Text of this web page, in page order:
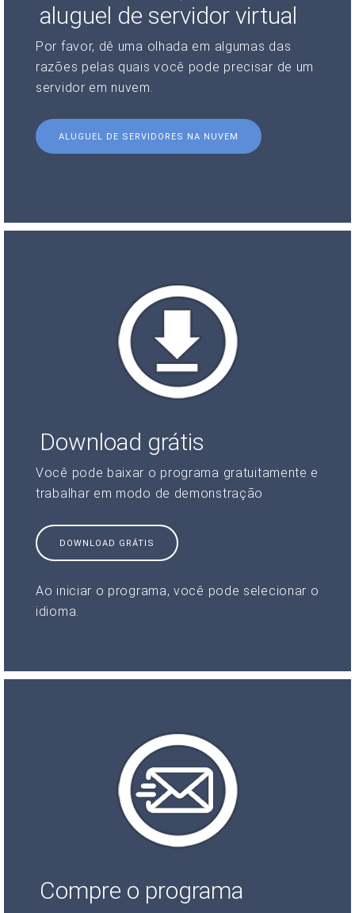
aluguel de servidor virtual
Por favor, dê uma olhada em algumas das
razões pelas quais você pode precisar de um
servidor em nuvem.
ALUGUEL DE SERVIDORES NA NUVEM
Download grátis
Você pode baixar o programa gratuitamente e
trabalhar em modo de demonstração
DOWNLOAD GRÁTIS
Ao iniciar o programa, você pode selecionar o
idioma.
Compre o programa